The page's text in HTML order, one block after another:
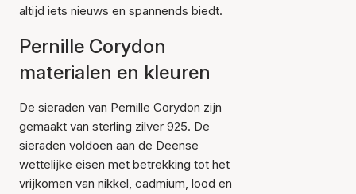
altijd iets nieuws en spannends biedt.
Pernille Corydon
materialen en kleuren
De sieraden van Pernille Corydon zijn
gemaakt van sterling zilver 925. De
sieraden voldoen aan de Deense
wettelijke eisen met betrekking tot het
vrijkomen van nikkel, cadmium, lood en